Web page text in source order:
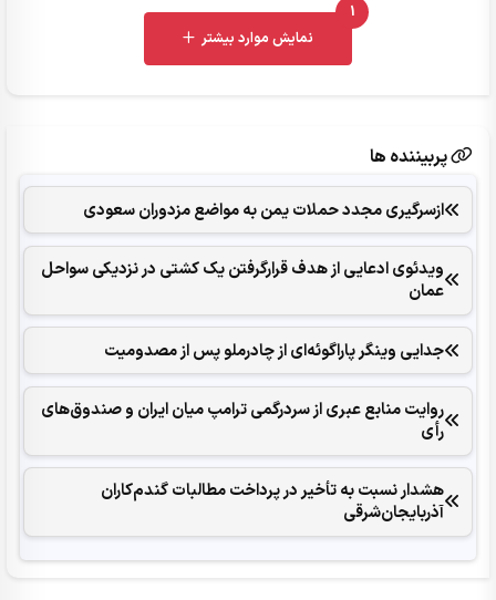
1
UNREAD MESSAGES
نمایش موارد بیشتر
پربیننده ها
ازسرگیری مجدد حملات یمن به مواضع مزدوران سعودی
ویدئوی ادعایی از هدف قرارگرفتن یک کشتی در نزدیکی سواحل
عمان
جدایی وینگر پاراگوئه‌ای از چادرملو پس از مصدومیت
روایت منابع عبری از سردرگمی ترامپ میان ایران و صندوق‌های
رأی
هشدار نسبت به تأخیر در پرداخت مطالبات گندم‌کاران
آذربایجان‌شرقی